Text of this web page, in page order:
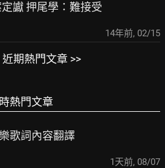
讞 押尾學：難接受
14年前, 02/15
近期熱門文章 >>
熱門文章
歌詞內容翻譯
1天前, 08/07